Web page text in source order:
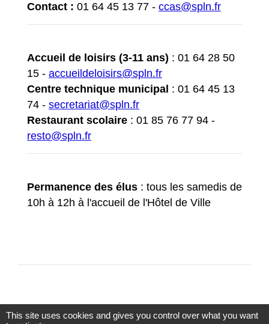
Contact : 01 64 45 13 77 - ccas@spln.fr
Accueil de loisirs (3-11 ans) : 01 64 28 50
15 - accueildeloisirs@spln.fr
Centre technique municipal : 01 64 45 13
74 - secretariat@spln.fr
Restaurant scolaire : 01 85 76 77 94 -
resto@spln.fr
Permanence des élus : tous les samedis de
10h à 12h à l'accueil de l'Hôtel de Ville
This site uses cookies and gives you control over what you want